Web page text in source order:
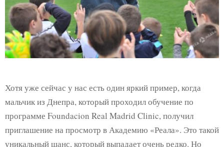
Хотя уже сейчас у нас есть один яркий пример, когда
мальчик из Днепра, который проходил обучение по
программе Foundacion Real Madrid Clinic, получил
приглашение на просмотр в Академию «Реала». Это такой
уникальный шанс, который выпадает очень редко. Но